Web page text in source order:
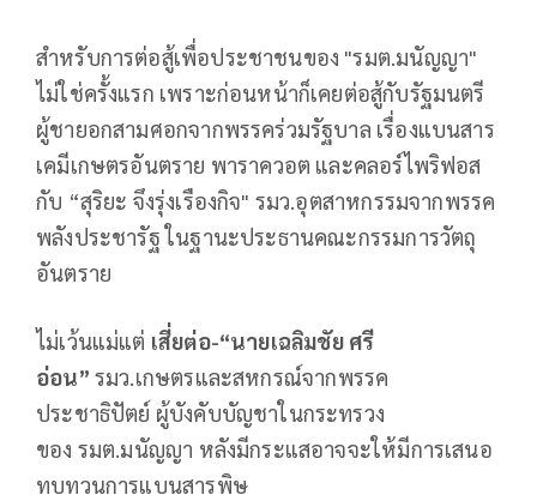
สำหรับการต่อสู้เพื่อประชาชนของ "รมต.มนัญญา"
ไม่ใช่ครั้งแรก เพราะก่อนหน้าก็เคยต่อสู้กับรัฐมนตรี
ผู้ชายอกสามศอกจากพรรคร่วมรัฐบาล เรื่องแบนสาร
เคมีเกษตรอันตราย พาราควอต และคลอร์ไพริฟอส
กับ “สุริยะ จึงรุ่งเรืองกิจ" รมว.อุตสาหกรรมจากพรรค
พลังประชารัฐ ในฐานะประธานคณะกรรมการวัตถุ
อันตราย
ไม่เว้นแม่แต่ เสี่ยต่อ-“นายเฉลิมชัย ศรี
อ่อน” รมว.เกษตรและสหกรณ์จากพรรค
ประชาธิปัตย์ ผู้บังคับบัญชาในกระทรวง
ของ รมต.มนัญญา หลังมีกระแสอาจจะให้มีการเสนอ
ทบทวนการแบนสารพิษ